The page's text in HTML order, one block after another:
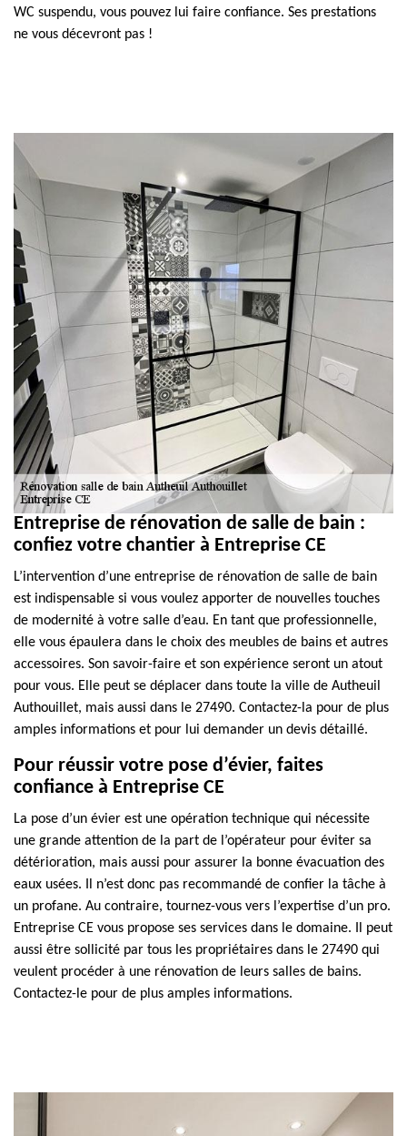
WC suspendu, vous pouvez lui faire confiance. Ses prestations
ne vous décevront pas !
Entreprise de rénovation de salle de bain :
confiez votre chantier à Entreprise CE
L’intervention d’une entreprise de rénovation de salle de bain
est indispensable si vous voulez apporter de nouvelles touches
de modernité à votre salle d’eau. En tant que professionnelle,
elle vous épaulera dans le choix des meubles de bains et autres
accessoires. Son savoir-faire et son expérience seront un atout
pour vous. Elle peut se déplacer dans toute la ville de Autheuil
Authouillet, mais aussi dans le 27490. Contactez-la pour de plus
amples informations et pour lui demander un devis détaillé.
Pour réussir votre pose d’évier, faites
confiance à Entreprise CE
La pose d’un évier est une opération technique qui nécessite
une grande attention de la part de l’opérateur pour éviter sa
détérioration, mais aussi pour assurer la bonne évacuation des
eaux usées. Il n’est donc pas recommandé de confier la tâche à
un profane. Au contraire, tournez-vous vers l’expertise d’un pro.
Entreprise CE vous propose ses services dans le domaine. Il peut
aussi être sollicité par tous les propriétaires dans le 27490 qui
veulent procéder à une rénovation de leurs salles de bains.
Contactez-le pour de plus amples informations.